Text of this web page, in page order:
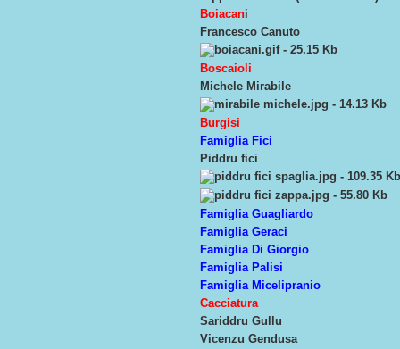
Boiacani
Francesco Canuto
Boscaioli
Michele Mirabile
Burgisi
Famiglia Fici
Piddru fici
Famiglia Guagliardo
Famiglia Geraci
Famiglia Di Giorgio
Famiglia Palisi
Famiglia Micelipranio
Cacciatura
Sariddru Gullu
Vicenzu Gendusa